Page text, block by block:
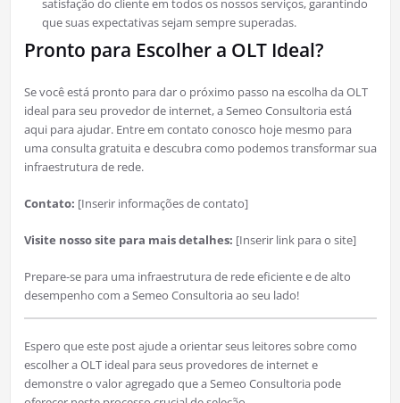
satisfação do cliente em todos os nossos serviços, garantindo
que suas expectativas sejam sempre superadas.
Pronto para Escolher a OLT Ideal?
Se você está pronto para dar o próximo passo na escolha da OLT
ideal para seu provedor de internet, a Semeo Consultoria está
aqui para ajudar. Entre em contato conosco hoje mesmo para
uma consulta gratuita e descubra como podemos transformar sua
infraestrutura de rede.
Contato: [Inserir informações de contato]
Visite nosso site para mais detalhes: [Inserir link para o site]
Prepare-se para uma infraestrutura de rede eficiente e de alto
desempenho com a Semeo Consultoria ao seu lado!
Espero que este post ajude a orientar seus leitores sobre como
escolher a OLT ideal para seus provedores de internet e
demonstre o valor agregado que a Semeo Consultoria pode